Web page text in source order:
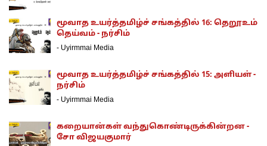
மூவாத உயர்த்தமிழ்ச் சங்கத்தில் 16: தெறூஉம்
தெய்வம் - நர்சிம்
- Uyirmmai Media
மூவாத உயர்த்தமிழ்ச் சங்கத்தில் 15: அளியள் -
நர்சிம்
- Uyirmmai Media
கறையான்கள் வந்துகொண்டிருக்கின்றன -
சோ விஜயகுமார்